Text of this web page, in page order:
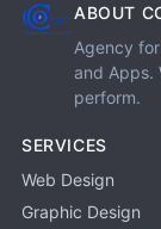
ABOUT
Agency
and Apps.
perform.
SERVICES
Web Design
Graphic Design